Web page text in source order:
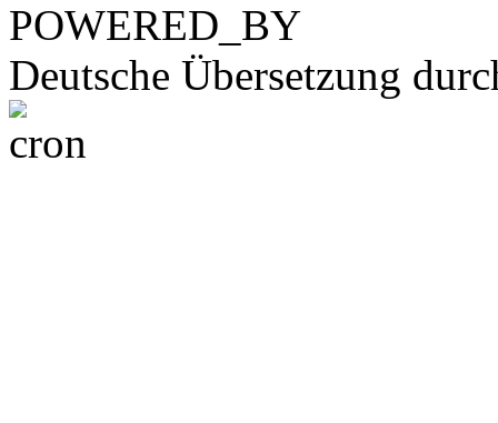
POWERED_BY
Deutsche Übersetzung